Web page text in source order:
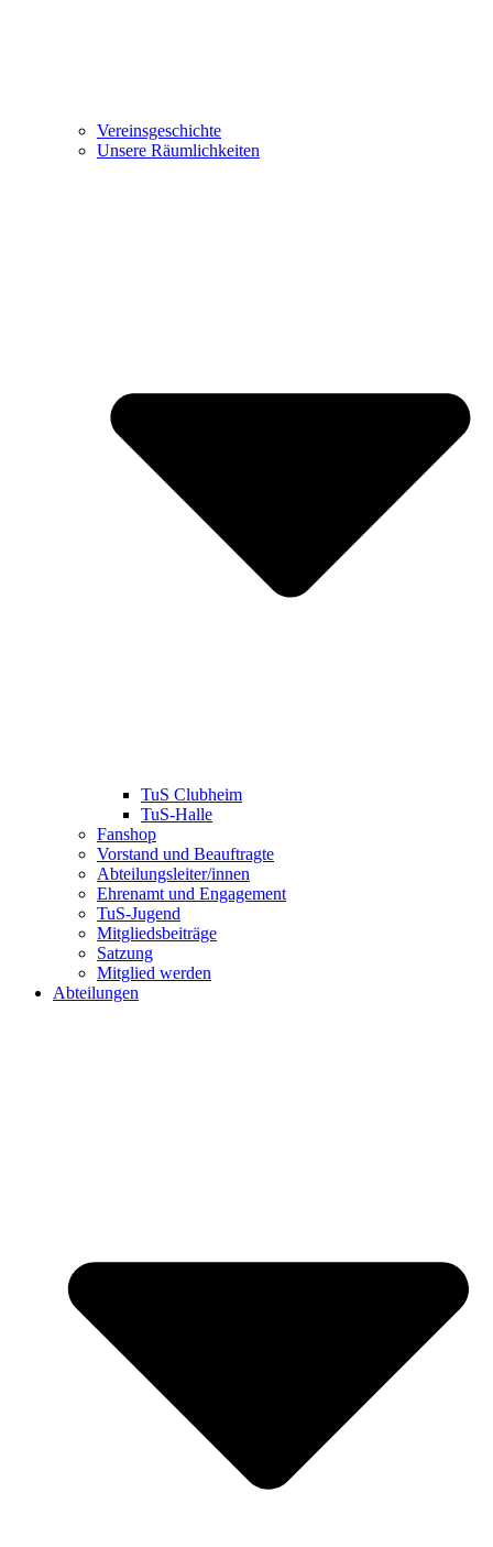
Vereinsgeschichte
Unsere Räumlichkeiten
TuS Clubheim
TuS-Halle
Fanshop
Vorstand und Beauftragte
Abteilungsleiter/innen
Ehrenamt und Engagement
TuS-Jugend
Mitgliedsbeiträge
Satzung
Mitglied werden
Abteilungen